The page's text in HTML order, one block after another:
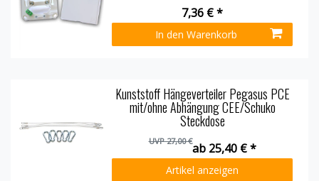
7,36 € *
In den Warenkorb
Kunststoff Hängeverteiler Pegasus PCE
mit/ohne Abhängung CEE/Schuko
Steckdose
UVP 27,00 €ab 25,40 € *
Artikel anzeigen